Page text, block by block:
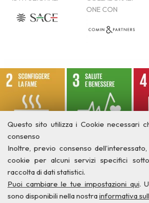
Questo sito utilizza i Cookie necessari
consenso
Inoltre, previo consenso
cookie per alcuni servizi specifici
raccolta di dati statistici.
Puoi cambiare le tue impostazioni qui.
sono disponibili nella nostrainformativa